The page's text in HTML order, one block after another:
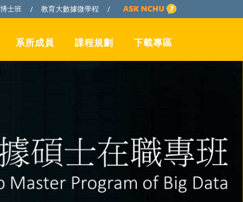
士班 / 教育大數據微學程 /
系所成員 課程規劃 下載專區